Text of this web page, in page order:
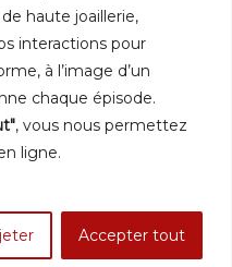
haute joaillerie,
interactions pour
à l’image d’un
chaque épisode.
, vous nous permettez
ligne.
Accepter tout
légales